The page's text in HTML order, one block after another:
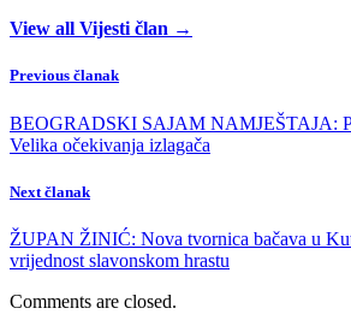
View all Vijesti član →
Previous članak
BEOGRADSKI SAJAM NAMJEŠTAJA:
Velika očekivanja izlagača
Next članak
ŽUPAN ŽINIĆ: Nova tvornica bačava u
vrijednost slavonskom hrastu
Comments are closed.